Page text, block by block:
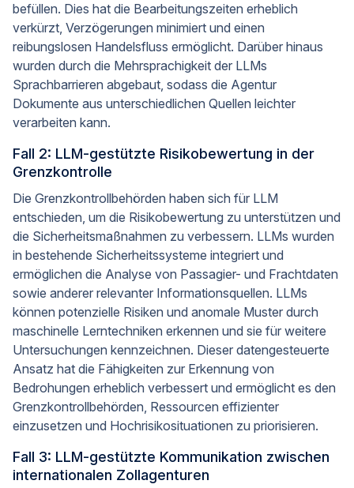
befüllen. Dies hat die Bearbeitungszeiten erheblich
verkürzt, Verzögerungen minimiert und einen
reibungslosen Handelsfluss ermöglicht. Darüber hinaus
wurden durch die Mehrsprachigkeit der LLMs
Sprachbarrieren abgebaut, sodass die Agentur
Dokumente aus unterschiedlichen Quellen leichter
verarbeiten kann.
Fall 2: LLM-gestützte Risikobewertung in der
Grenzkontrolle
Die Grenzkontrollbehörden haben sich für LLM
entschieden, um die Risikobewertung zu unterstützen und
die Sicherheitsmaßnahmen zu verbessern. LLMs wurden
in bestehende Sicherheitssysteme integriert und
ermöglichen die Analyse von Passagier- und Frachtdaten
sowie anderer relevanter Informationsquellen. LLMs
können potenzielle Risiken und anomale Muster durch
maschinelle Lerntechniken erkennen und sie für weitere
Untersuchungen kennzeichnen. Dieser datengesteuerte
Ansatz hat die Fähigkeiten zur Erkennung von
Bedrohungen erheblich verbessert und ermöglicht es den
Grenzkontrollbehörden, Ressourcen effizienter
einzusetzen und Hochrisikosituationen zu priorisieren.
Fall 3: LLM-gestützte Kommunikation zwischen
internationalen Zollagenturen